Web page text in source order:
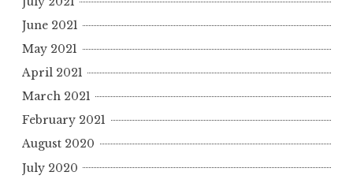
June 2021
May 2021
April 2021
March 2021
February 2021
August 2020
July 2020